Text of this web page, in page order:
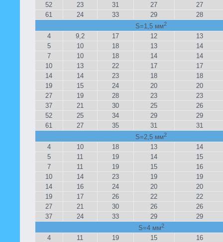
52 23 31 27
27
61
24 33 29
28
S=1,5 мм2
4 9,2 17 12
13
5
10 18 13
14
7
10 18 14
14
10
13 22 17
17
14
14 23 18
18
19
15 24 20
20
27
19 28 23
23
37
21 30 25
26
52
25 34 29
29
61
27 35 31
31
S=2,5 мм2
4 10 18 13
14
5
11 19 14
15
7
11 19 15
16
10
14 23 19
19
14
16 24 20
20
19
17 26 22
22
27
21 30 26
26
37
24 33 29
29
S=4 мм2
4 11 19 15
16